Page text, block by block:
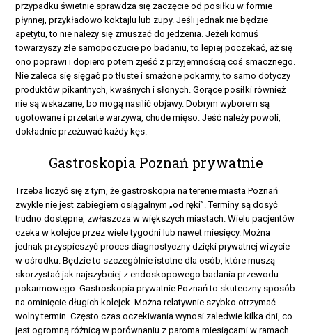
przypadku świetnie sprawdza się zaczęcie od posiłku w formie
płynnej, przykładowo koktajlu lub zupy. Jeśli jednak nie będzie
apetytu, to nie należy się zmuszać do jedzenia. Jeżeli komuś
towarzyszy złe samopoczucie po badaniu, to lepiej poczekać, aż się
ono poprawi i dopiero potem zjeść z przyjemnością coś smacznego.
Nie zaleca się sięgać po tłuste i smażone pokarmy, to samo dotyczy
produktów pikantnych, kwaśnych i słonych. Gorące posiłki również
nie są wskazane, bo mogą nasilić objawy. Dobrym wyborem są
ugotowane i przetarte warzywa, chude mięso. Jeść należy powoli,
dokładnie przeżuwać każdy kęs.
Gastroskopia Poznań prywatnie
Trzeba liczyć się z tym, że gastroskopia na terenie miasta Poznań
zwykle nie jest zabiegiem osiągalnym „od ręki”. Terminy są dosyć
trudno dostępne, zwłaszcza w większych miastach. Wielu pacjentów
czeka w kolejce przez wiele tygodni lub nawet miesięcy. Można
jednak przyspieszyć proces diagnostyczny dzięki prywatnej wizycie
w ośrodku. Będzie to szczególnie istotne dla osób, które muszą
skorzystać jak najszybciej z endoskopowego badania przewodu
pokarmowego. Gastroskopia prywatnie Poznań to skuteczny sposób
na ominięcie długich kolejek. Można relatywnie szybko otrzymać
wolny termin. Często czas oczekiwania wynosi zaledwie kilka dni, co
jest ogromną różnicą w porównaniu z paroma miesiącami w ramach